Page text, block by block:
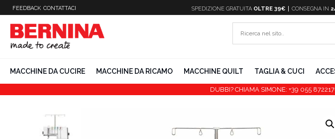
contenuto
FEEDBACK CONTATTACI SPEDIZIONE GRATUITA OLTRE 39€ CONSEGNA IN
MACCHINE DA CUCIRE MACCHINE DA RICAMO MACCHINE QUILT TAGLIA & CUCI
DUBBI? CHIAMA SIMONE: +39 055